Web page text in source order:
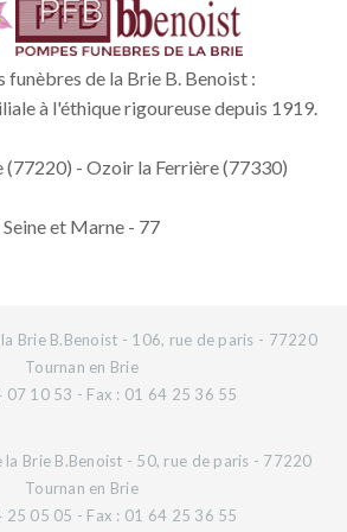
funèbres de la Brie B. Benoist :
à l'éthique rigoureuse depuis 1919.
(77220) - Ozoir la Ferrière (77330)
Seine et Marne - 77
Brie B.Benoist - 106, rue de paris - 77220
Tournan en Brie
07 10 53 - Fax : 01 64 25 36 55
la Brie B.Benoist - 50, rue de paris - 77220
Tournan en Brie
25 05 05 - Fax : 01 64 25 36 55